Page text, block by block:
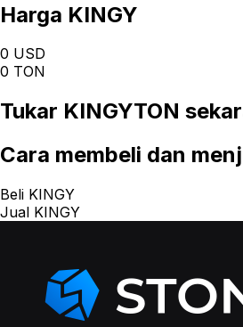
Harga KINGY
0 USD
0 TON
Tukar KINGYTON
Cara membeli dan
Beli KINGY
Jual KINGY